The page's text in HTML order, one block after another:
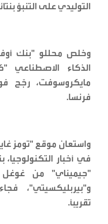
التوليدي على التنبؤ
وخلص محللو "بنك أوف
الذكاء الاصطناعي
مايكروسوفت، رجّح
فرنسا.
واستعان موقع "تومز
في أخبار
"جيميناي" من
و"بيربليكسيتي"،
تقريبًا.